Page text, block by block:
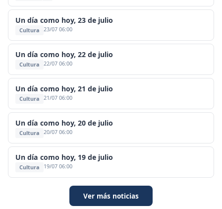
Un día como hoy, 23 de julio
Cultura 23/07 06:00
Un día como hoy, 22 de julio
Cultura 22/07 06:00
Un día como hoy, 21 de julio
Cultura 21/07 06:00
Un día como hoy, 20 de julio
Cultura 20/07 06:00
Un día como hoy, 19 de julio
Cultura 19/07 06:00
Ver más noticias